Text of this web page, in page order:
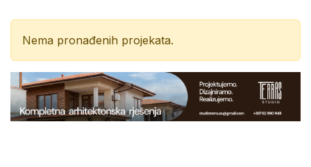
Nema pronađenih projekata.